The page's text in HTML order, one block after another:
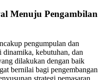
Menuju Pengambilan
pengumpulan dan
dinamika, kebutuhan, dan
dilakukan dengan baik
bernilai bagi pengembangan
strategi pemasaran